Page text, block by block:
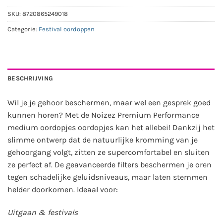
SKU: 8720865249018
Categorie: Festival oordoppen
BESCHRIJVING
Wil je je gehoor beschermen, maar wel een gesprek goed
kunnen horen? Met de Noizez Premium Performance
medium oordopjes oordopjes kan het allebei! Dankzij het
slimme ontwerp dat de natuurlijke kromming van je
gehoorgang volgt, zitten ze supercomfortabel en sluiten
ze perfect af. De geavanceerde filters beschermen je oren
tegen schadelijke geluidsniveaus, maar laten stemmen
helder doorkomen. Ideaal voor:
Uitgaan & festivals